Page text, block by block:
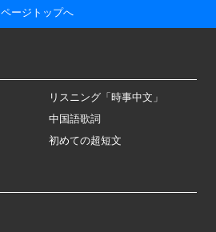
ページトップへ
リスニング「時事中文」
中国語歌詞
初めての超短文